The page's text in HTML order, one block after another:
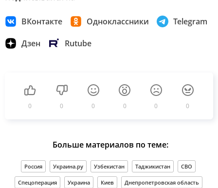
ВКонтакте Одноклассники Telegram
Дзен Rutube
0 0 0 0 0 0
Больше материалов по теме:
Россия Украина.ру Узбекистан Таджикистан СВО
Спецоперация Украина Киев Днепропетровская область